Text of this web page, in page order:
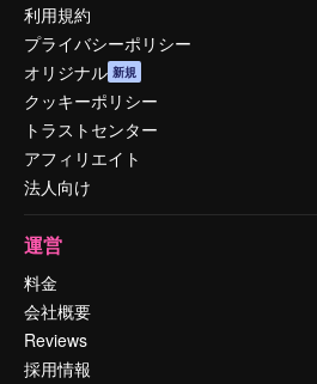
利用規約
プライバシーポリシー
オリジナル 新規
クッキーポリシー
トラストセンター
アフィリエイト
法人向け
運営
料金
会社概要
Reviews
採用情報